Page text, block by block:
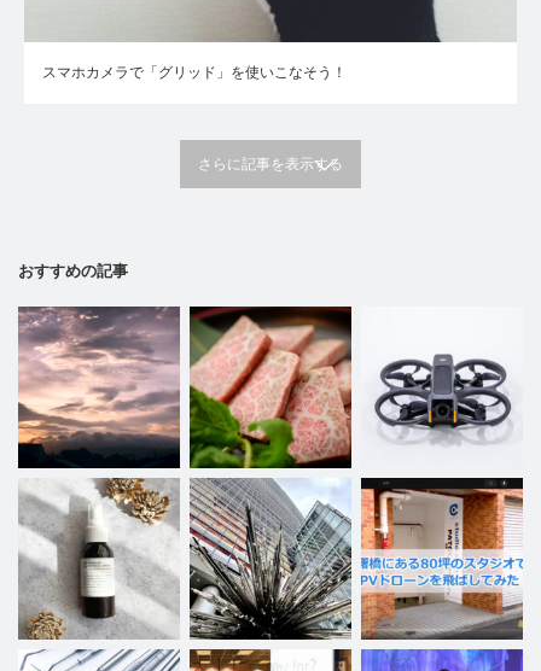
スマホカメラで「グリッド」を使いこなそう！
さらに記事を表示する
おすすめの記事